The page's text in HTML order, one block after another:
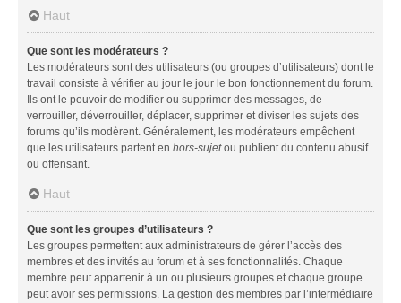
Haut
Que sont les modérateurs ?
Les modérateurs sont des utilisateurs (ou groupes d’utilisateurs) dont le
travail consiste à vérifier au jour le jour le bon fonctionnement du forum.
Ils ont le pouvoir de modifier ou supprimer des messages, de
verrouiller, déverrouiller, déplacer, supprimer et diviser les sujets des
forums qu’ils modèrent. Généralement, les modérateurs empêchent
que les utilisateurs partent en hors-sujetou publient du contenu abusif
ou offensant.
Haut
Que sont les groupes d’utilisateurs ?
Les groupes permettent aux administrateurs de gérer l’accès des
membres et des invités au forum et à ses fonctionnalités. Chaque
membre peut appartenir à un ou plusieurs groupes et chaque groupe
peut avoir ses permissions. La gestion des membres par l’intermédiaire